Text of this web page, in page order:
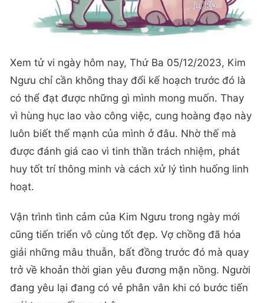
Xem tử vi ngày hôm nay, Thứ Ba 05/12/2023, Kim
Ngưu chỉ cần không thay đổi kế hoạch trước đó là
có thể đạt được những gì mình mong muốn. Thay
vì hùng hục lao vào công việc, cung hoàng đạo này
luôn biết thế mạnh của mình ở đâu. Nhờ thế mà
được đánh giá cao vì tinh thần trách nhiệm, phát
huy tốt trí thông minh và cách xử lý tình huống linh
hoạt.
Vận trình tình cảm của Kim Ngưu trong ngày mới
cũng tiến triển vô cùng tốt đẹp. Vợ chồng đã hóa
giải những mâu thuẫn, bất đồng trước đó mà quay
trở về khoản thời gian yêu đương mặn nồng. Người
đang yêu lại đang có vẻ phân vân khi có bước tiến